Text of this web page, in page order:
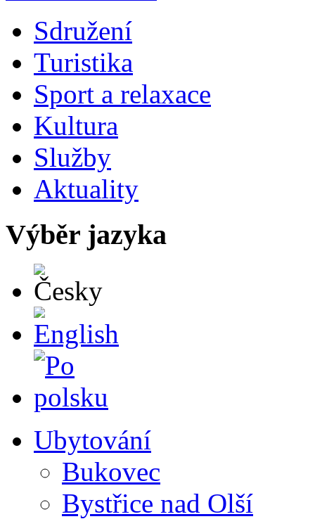
Sdružení
Turistika
Sport a relaxace
Kultura
Služby
Aktuality
Výběr jazyka
Ubytování
Bukovec
Bystřice nad Olší